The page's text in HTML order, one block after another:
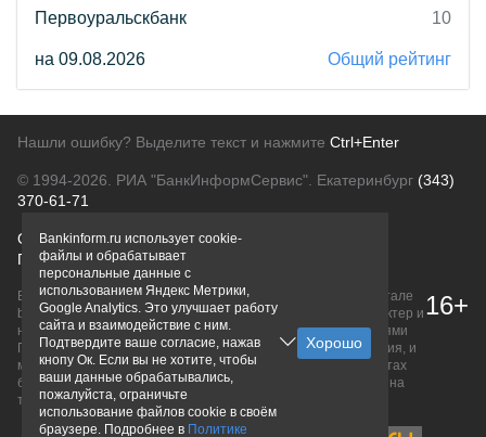
Первоуральскбанк
10
на 09.08.2026 Общий рейтинг
Нашли ошибку? Выделите текст и нажмите Ctrl+Enter
© 1994-2026. РИА "БанкИнформСервис". Екатеринбург (343)
370-61-71
О проектеПолитика конфиденциальности
Правовая информацияДля рекламодателей
Вся информация о продуктах банков, размещенная на портале
bankinform.ru, носит исключительно ознакомительный характер и
не является публичной офертой, определяемой положениями
ГК РФ. Информация не содержит точного и полного описания, и
может быть изменена. Конечные условия уточняйте на сайтах
банков или при личном обращении. Исключительное право на
товарные знаки принадлежит их правообладателям.
16+
Bankinform.ru использует cookie-
файлы и обрабатывает
персональные данные с
использованием Яндекс Метрики,
Google Analytics. Это улучшает работу
сайта и взаимодействие с ним.
Подтвердите ваше согласие, нажав
кнопу Ок. Если вы не хотите, чтобы
ваши данные обрабатывались,
пожалуйста, ограничьте
использование файлов cookie в своём
браузере. Подробнее в Политике